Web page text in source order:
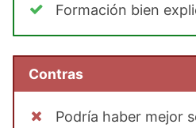
Formación bien
Contras
Podría haber mejor